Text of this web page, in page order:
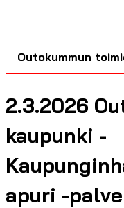
Outokummun
2.3.2026
kaupunki -
apuri -